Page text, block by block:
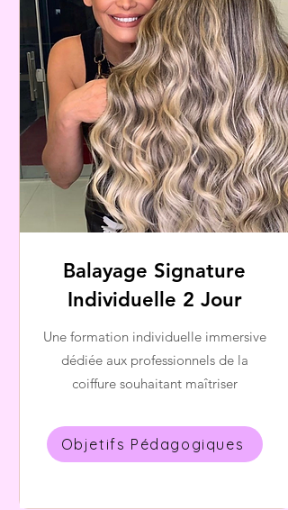
Balayage Signature
Individuelle 2 Jour
Une formation individuelle immersive
dédiée aux professionnels de la
coiffure souhaitant maîtriser
Objetifs Pédagogiques